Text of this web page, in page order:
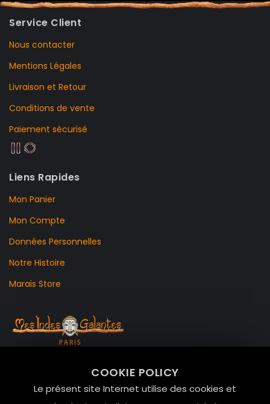
COOKIE POLICY
Le présent site Internet utilise des cookies et
Service Client
Nous contacter
Mentions Légales
Livraison et Retour
Conditions de vente
Paiement sécurisé
Liens Rapides
Mon Panier
Mon Compte
Données Personnelles
Notre Histoire
Marais Store
Le Marais, 75004 Paris
contact@mesindesgalantes.com